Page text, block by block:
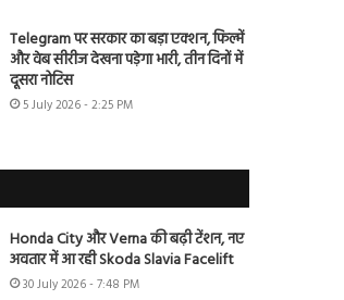
Telegram पर सरकार का बड़ा एक्शन, फिल्में
और वेब सीरीज देखना पड़ेगा भारी, तीन दिनों में
दूसरा नोटिस
5 July 2026 - 2:25 PM
Honda City और Verna की बढ़ी टेंशन, नए
अवतार में आ रही Skoda Slavia Facelift
30 July 2026 - 7:48 PM